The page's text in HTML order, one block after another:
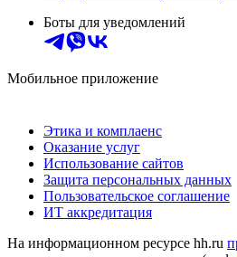
Боты для уведомлений
Мобильное приложение
Этика и комплаенс
Оказание услуг
Использование сайтов
Защита персональных данных
Пользовательское соглашение
ИТ аккредитация
На информационном ресурсе hh.ru